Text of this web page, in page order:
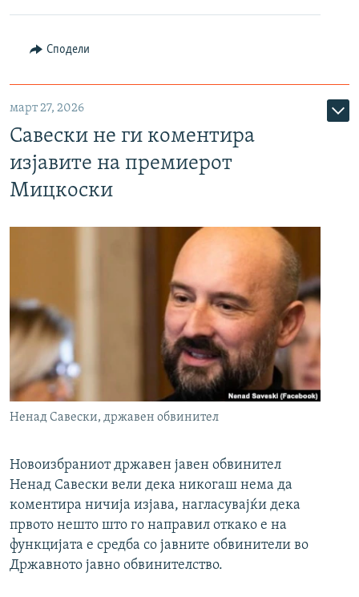
Сподели
март 27, 2026
Савески не ги коментира
изјавите на премиерот
Мицкоски
Ненад Савески, државен обвинител
Новоизбраниот државен јавен обвинител
Ненад Савески вели дека никогаш нема да
коментира ничија изјава, нагласувајќи дека
првото нешто што го направил откако е на
функцијата е средба со јавните обвинители во
Државното јавно обвинителство.